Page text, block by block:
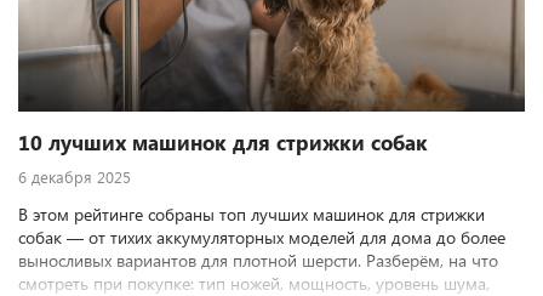
10 лучших машинок для стрижки собак
6 декабря 2025
В этом рейтинге собраны топ лучших машинок для стрижки
собак — от тихих аккумуляторных моделей для дома до более
выносливых вариантов для плотной шерсти. Разберём, на что
смотреть при покупке: тип ножей, мощность, уровень шума,